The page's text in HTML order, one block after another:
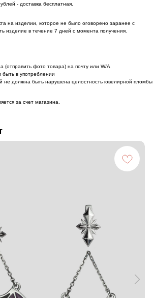
- доставка бесплатная.
на изделии, которое не было оговорено заранее с
изделие в течение 7 дней с момента получения.
(отправить фото товара) на почту или W/А
в употреблении
не должна быть нарушена целостность ювелирной пломбы
за счет магазина.